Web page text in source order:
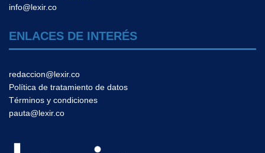
info@lexir.co
ENLACES DE INTERÉS
redaccion@lexir.co
Política de tratamiento de datos
Términos y condiciones
pauta@lexir.co